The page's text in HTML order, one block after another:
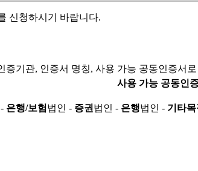
신청하시기 바랍니다.
증기관, 인증서 명칭, 사용 가능 공동인증서로
사용 가능 공동인
은행/보험 법인 - 증권 법인 - 은행법인 - 기타목